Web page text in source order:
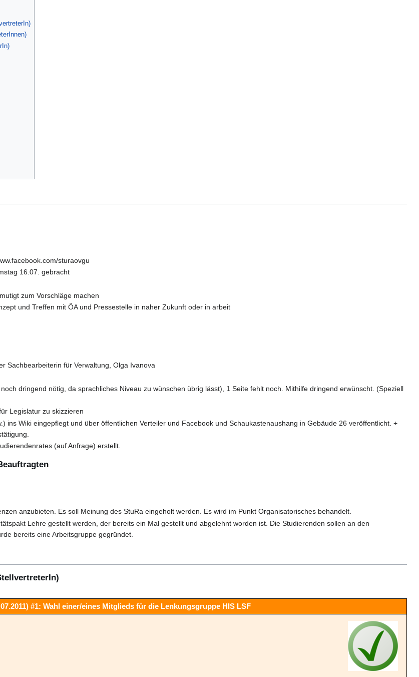
sturaovgu
16.07. gebracht
zum Vorschläge machen
und Treffen mit ÖA und Pressestelle in naher Zukunft oder in arbeit
Sachbearbeiterin für Verwaltung, Olga Ivanova
dringend nötig, da sprachliches Niveau zu wünschen übrig lässt), 1 Seite fehlt noch. Mithilfe dringend erwünscht. (Speziell
Legislatur zu skizzieren
ins Wiki eingepflegt und über öffentlichen Verteiler und Facebook und Schaukastenaushang in Gebäude 26 veröffentlicht. +
(auf Anfrage) erstellt.
anzubieten. Es soll Meinung des StuRa eingeholt werden. Es wird im Punkt Organisatorisches behandelt.
Lehre gestellt werden, der bereits ein Mal gestellt und abgelehnt worden ist. Die Studierenden sollen an den
bereits eine Arbeitsgruppe gegründet.
#1: Wahl einer/eines Mitglieds für die Lenkungsgruppe HIS LSF